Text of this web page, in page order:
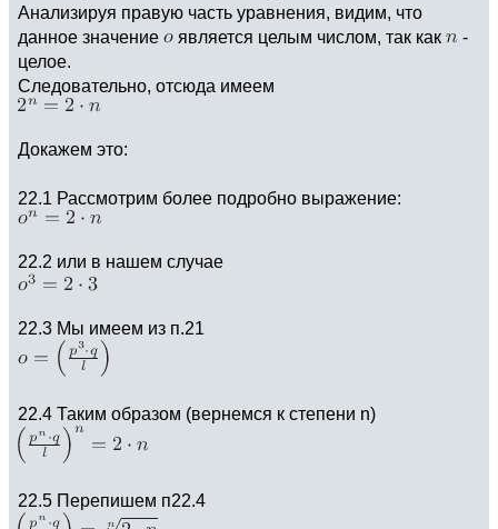
Анализируя правую часть уравнения, видим, что
данное значение
является целым числом, так как
-
целое.
Следовательно, отсюда имеем
Докажем это:
22.1 Рассмотрим более подробно выражение:
22.2 или в нашем случае
22.3 Мы имеем из п.21
22.4 Таким образом (вернемся к степени n)
22.5 Перепишем п22.4